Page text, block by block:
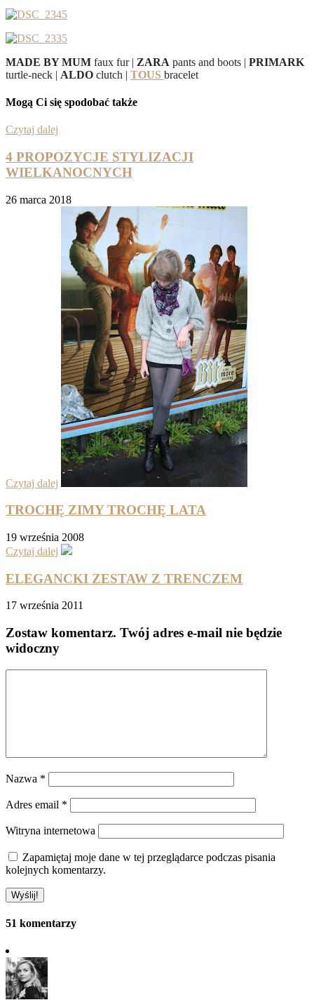
MADE BY MUM faux fur | ZARA pants and boots | PRIMARK
turtle-neck | ALDO clutch | TOUS bracelet
Mogą Ci się spodobać także
Czytaj dalej
4 PROPOZYCJE STYLIZACJI
WIELKANOCNYCH
26 marca 2018
Czytaj dalej
TROCHĘ ZIMY TROCHĘ LATA
19 września 2008
Czytaj dalej
ELEGANCKI ZESTAW Z TRENCZEM
17 września 2011
Zostaw komentarz. Twój adres e-mail nie będzie
widoczny
Nazwa *
Adres email *
Witryna internetowa
Zapamiętaj moje dane w tej przeglądarce podczas pisania
kolejnych komentarzy.
51 komentarzy